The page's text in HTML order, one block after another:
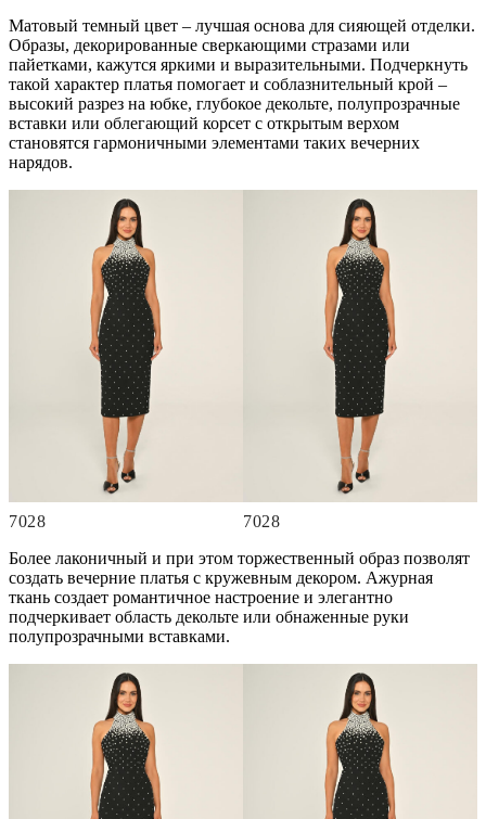
Матовый темный цвет – лучшая основа для сияющей отделки.
Образы, декорированные сверкающими стразами или
пайетками, кажутся яркими и выразительными. Подчеркнуть
такой характер платья помогает и соблазнительный крой –
высокий разрез на юбке, глубокое декольте, полупрозрачные
вставки или облегающий корсет с открытым верхом
становятся гармоничными элементами таких вечерних
нарядов.
7028
7028
Более лаконичный и при этом торжественный образ позволят
создать вечерние платья с кружевным декором. Ажурная
ткань создает романтичное настроение и элегантно
подчеркивает область декольте или обнаженные руки
полупрозрачными вставками.